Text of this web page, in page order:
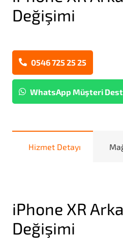
Değişimi
0546 725 25 25
WhatsApp Müşteri
Hizmet Detayı
iPhone XR
Değişimi